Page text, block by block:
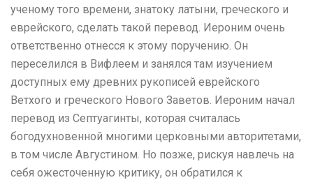
ученому того времени, знатоку латыни, греческого и
еврейского, сделать такой перевод. Иероним очень
ответственно отнесся к этому поручению. Он
переселился в Вифлеем и занялся там изучением
доступных ему древних рукописей еврейского
Ветхого и греческого Нового Заветов. Иероним начал
перевод из Септуагинты, которая считалась
богодухновенной многими церковными авторитетами,
в том числе Августином. Но позже, рискуя навлечь на
себя ожесточенную критику, он обратился к